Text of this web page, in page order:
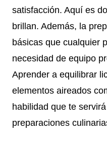
satisfacción. Aquí es
brillan. Además, la
básicas que cualquier
necesidad de equipo
Aprender a equilibrar
elementos aireados
habilidad que te
preparaciones